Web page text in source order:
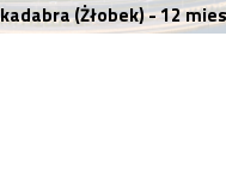
(Żłobek) - 12